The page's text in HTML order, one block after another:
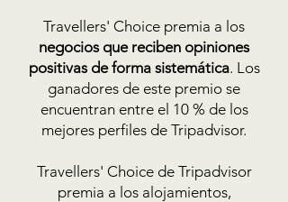
Travellers' Choice premia a los
negocios que reciben opiniones
positivas de forma sistemática. Los
ganadores de este premio se
encuentran entre el 10 % de los
mejores perfiles de Tripadvisor.
Travellers' Choice de Tripadvisor
premia a los alojamientos,